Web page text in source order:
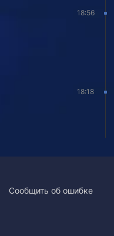
18:56
18:18
Сообщить об ошибке